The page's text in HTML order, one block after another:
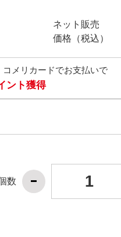
ネット販売
価格（税込）
メリカードでお支払いで
ント獲得
数